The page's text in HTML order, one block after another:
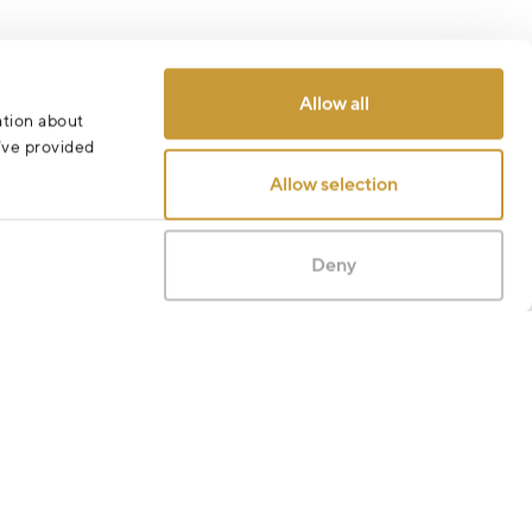
about
provided
Allow all
Allow selection
Deny